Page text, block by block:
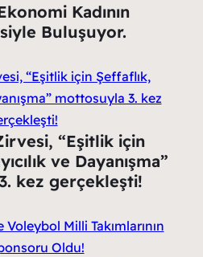
Kadının
Buluşuyor.
“Eşitlik için
ve Dayanışma”
kez gerçekleşti!